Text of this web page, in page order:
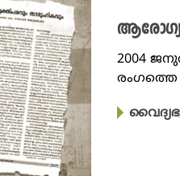
2004